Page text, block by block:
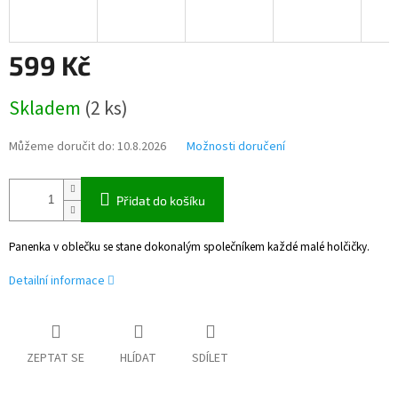
599 Kč
cena:
Skladem (2 ks)
Můžeme doručit do: 10.8.2026 Možnosti doručení
Přidat do košíku
Panenka v oblečku se stane dokonalým společníkem každé malé holčičky.
Detailní informace
ZEPTAT SE HLÍDAT SDÍLET